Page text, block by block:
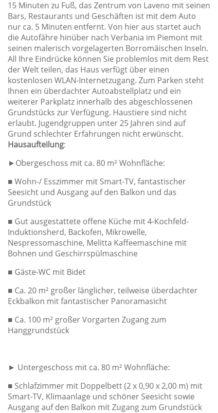
15 Minuten zu Fuß, das Zentrum von Laveno mit seinen
Bars, Restaurants und Geschäften ist mit dem Auto
nur ca. 5 Minuten entfernt. Von hier aus startet auch
die Autofähre hinüber nach Verbania im Piemont mit
seinen malerisch vorgelagerten Borromäischen Inseln.
All Ihre Eindrücke können Sie problemlos mit dem Rest
der Welt teilen, das Haus verfügt über einen
kostenlosen WLAN-Internetzugang. Zum Parken steht
Ihnen ein überdachter Autoabstellplatz und ein
weiterer Parkplatz innerhalb des abgeschlossenen
Grundstücks zur Verfügung. Haustiere sind nicht
erlaubt. Jugendgruppen unter 25 Jahren sind auf
Grund schlechter Erfahrungen nicht erwünscht.
Hausaufteilung:
►Obergeschoss mit ca. 80 m² Wohnfläche:
■ Wohn-/ Esszimmer mit Smart-TV, fantastischer
Seesicht und Ausgang auf den Balkon und das
Grundstück
■ Gut ausgestattete offene Küche mit 4-Kochfeld-
Induktionsherd, Backofen, Mikrowelle,
Nespressomaschine, Melitta Kaffeemaschine mit
Bohnen und Geschirrspülmaschine
■ Gäste-WC mit Bidet
■ Ca. 20 m² großer länglicher, teilweise überdachter
Eckbalkon mit fantastischer Panoramasicht
■ Ca. 100 m² großer Vorgarten Zugang zum
Hanggrundstück
► Untergeschoss mit ca. 80 m² Wohnfläche:
■ Schlafzimmer mit Doppelbett (2 x 0,90 x 2,00 m) mit
Smart-TV, Klimaanlage und schöner Seesicht sowie
Ausgang auf den Balkon mit Zugang zum Grundstück